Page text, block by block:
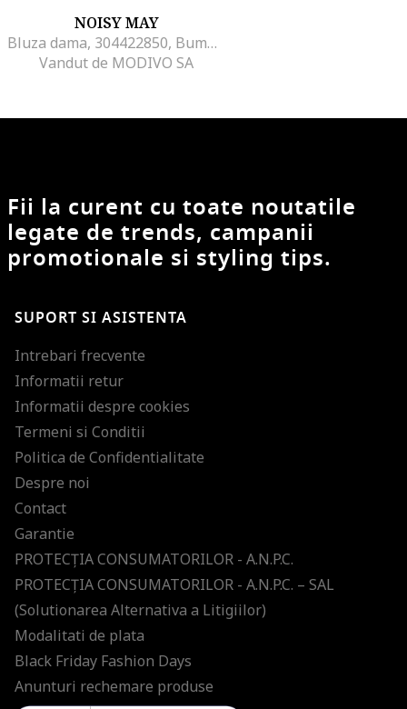
NOISY MAY
Bluza dama, 304422850, Bumbac organic, Bej, Bej
Vandut de MODIVO SA
Fii la curent cu toate noutatile
legate de trends, campanii
promotionale si styling tips.
SUPORT SI ASISTENTA
Intrebari frecvente
Informatii retur
Informatii despre cookies
Termeni si Conditii
Politica de Confidentialitate
Despre noi
Contact
Garantie
PROTECŢIA CONSUMATORILOR - A.N.P.C.
PROTECŢIA CONSUMATORILOR - A.N.P.C. – SAL
(Solutionarea Alternativa a Litigiilor)
Modalitati de plata
Black Friday Fashion Days
Anunturi rechemare produse